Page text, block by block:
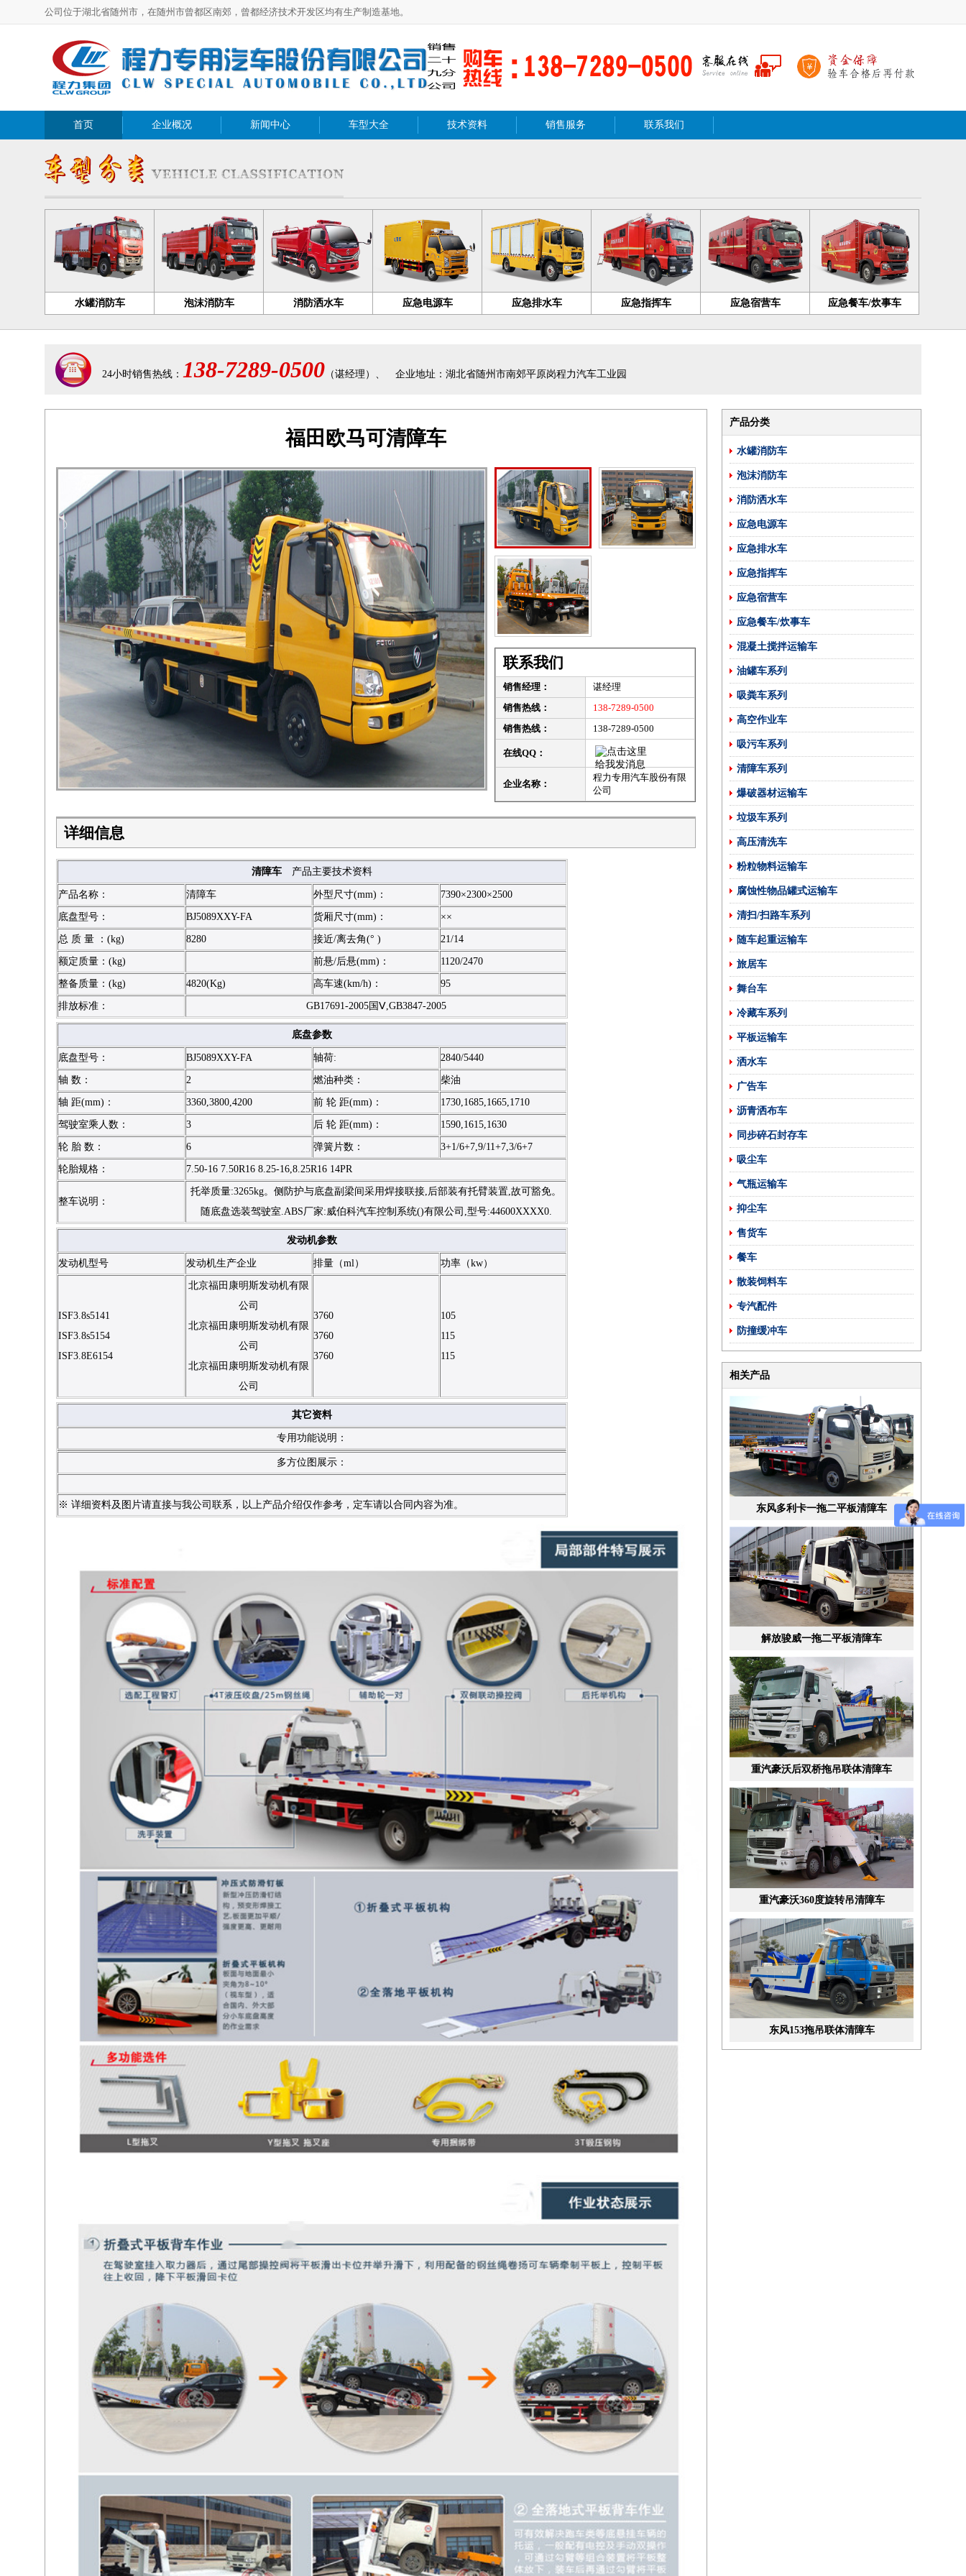
公司位于湖北省随州市，在随州市曾都区南郊，曾都经济技术开发区均有生产制造基地。
首页 企业概况 新闻中心 车型大全 技术资料 销售服务 联系我们
水罐消防车 泡沫消防车 消防洒水车 应急电源车 应急排水车 应急指挥车 应急宿营车 应急餐车/炊事车
24小时销售热线： 138-7289-0500 （谌经理）、 企业地址：湖北省随州市南郊平原岗程力汽车工业园
福田欧马可清障车
联系我们
销售经理：
谌经理
销售热线：
138-7289-0500
销售热线：
138-7289-0500
在线QQ：
企业名称：
程力专用汽车股份有限
公司
详细信息
清障车 产品主要技术资料
产品名称： 清障车 外型尺寸(mm)： 7390×2300×2500
底盘型号： BJ5089XXY-FA 货厢尺寸(mm)： ××
总 质 量 ：(kg) 8280 接近/离去角(° ) 21/14
额定质量：(kg) 前悬/后悬(mm)： 1120/2470
整备质量：(kg) 4820(Kg) 高车速(km/h)： 95
排放标准： GB17691-2005国Ⅴ,GB3847-2005
底盘参数
底盘型号： BJ5089XXY-FA 轴荷: 2840/5440
轴 数： 2 燃油种类： 柴油
轴 距(mm)： 3360,3800,4200 前 轮 距(mm)： 1730,1685,1665,1710
驾驶室乘人数： 3 后 轮 距(mm)： 1590,1615,1630
轮 胎 数： 6 弹簧片数： 3+1/6+7,9/11+7,3/6+7
轮胎规格： 7.50-16 7.50R16 8.25-16,8.25R16 14PR
整车说明：
托举质量:3265kg。侧防护与底盘副梁间采用焊接联接,后部装有托臂装置,故可豁免。
随底盘选装驾驶室.ABS厂家:威伯科汽车控制系统()有限公司,型号:44600XXXX0.
发动机参数
发动机型号 发动机生产企业 排量（ml） 功率（kw）
ISF3.8s5141
ISF3.8s5154
ISF3.8E6154
北京福田康明斯发动机有限
公司
北京福田康明斯发动机有限
公司
北京福田康明斯发动机有限
公司
3760
3760
3760
105
115
115
其它资料
专用功能说明：
多方位图展示：
※ 详细资料及图片请直接与我公司联系，以上产品介绍仅作参考，定车请以合同内容为准。
产品分类
水罐消防车
泡沫消防车
消防洒水车
应急电源车
应急排水车
应急指挥车
应急宿营车
应急餐车/炊事车
混凝土搅拌运输车
油罐车系列
吸粪车系列
高空作业车
吸污车系列
清障车系列
爆破器材运输车
垃圾车系列
高压清洗车
粉粒物料运输车
腐蚀性物品罐式运输车
清扫/扫路车系列
随车起重运输车
旅居车
舞台车
冷藏车系列
平板运输车
洒水车
广告车
沥青洒布车
同步碎石封存车
吸尘车
气瓶运输车
抑尘车
售货车
餐车
散装饲料车
专汽配件
防撞缓冲车
相关产品
东风多利卡一拖二平板清障车
解放骏威一拖二平板清障车
重汽豪沃后双桥拖吊联体清障车
重汽豪沃360度旋转吊清障车
东风153拖吊联体清障车